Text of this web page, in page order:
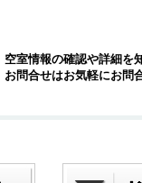
空室情報の確認や詳細を
お問合せはお気軽にお問